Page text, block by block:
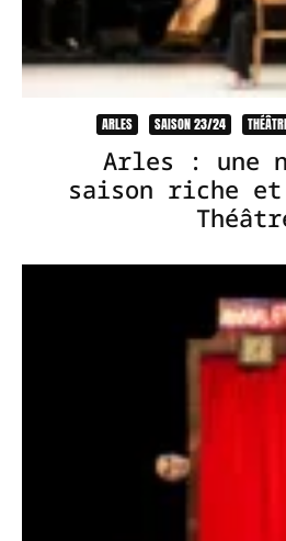
ARLES SAISON 23/24
Arles : une
saison riche